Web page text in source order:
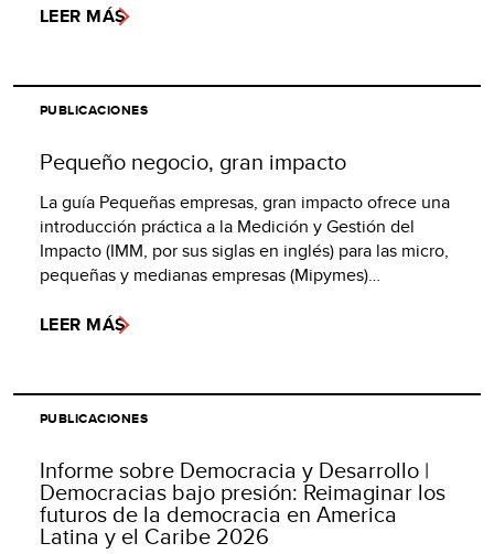
LEER MÁS
PUBLICACIONES
Pequeño negocio, gran impacto
La guía Pequeñas empresas, gran impacto ofrece una
introducción práctica a la Medición y Gestión del
Impacto (IMM, por sus siglas en inglés) para las micro,
pequeñas y medianas empresas (Mipymes)…
LEER MÁS
PUBLICACIONES
Informe sobre Democracia y Desarrollo |
Democracias bajo presión: Reimaginar los
futuros de la democracia en America
Latina y el Caribe 2026